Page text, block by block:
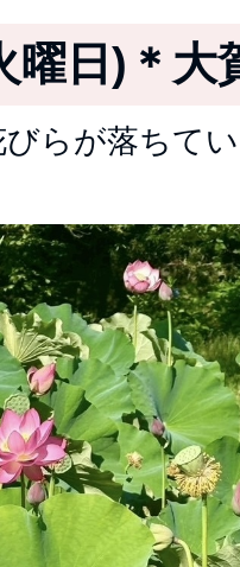
曜日)＊大
らが落ちて